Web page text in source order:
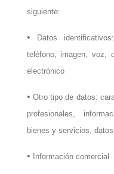
siguiente:
• Datos
teléfono, imagen, voz,
electrónico
• Otro tipo de datos:
profesionales,
bienes y servicios,
• Información comercial